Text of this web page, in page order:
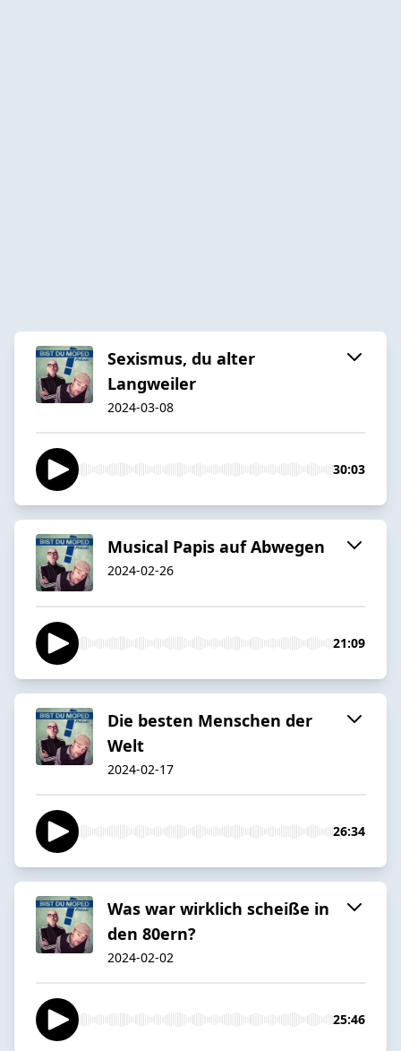
Sexismus, du alter
Langweiler
2024-03-08
30:03
Musical Papis auf Abwegen
2024-02-26
21:09
Die besten Menschen der
Welt
2024-02-17
26:34
Was war wirklich scheiße in
den 80ern?
2024-02-02
25:46